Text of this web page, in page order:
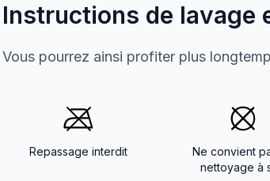
Instructions de lavage
Vous pourrez ainsi profiter plus
Repassage interdit
Ne convient
nettoyage à